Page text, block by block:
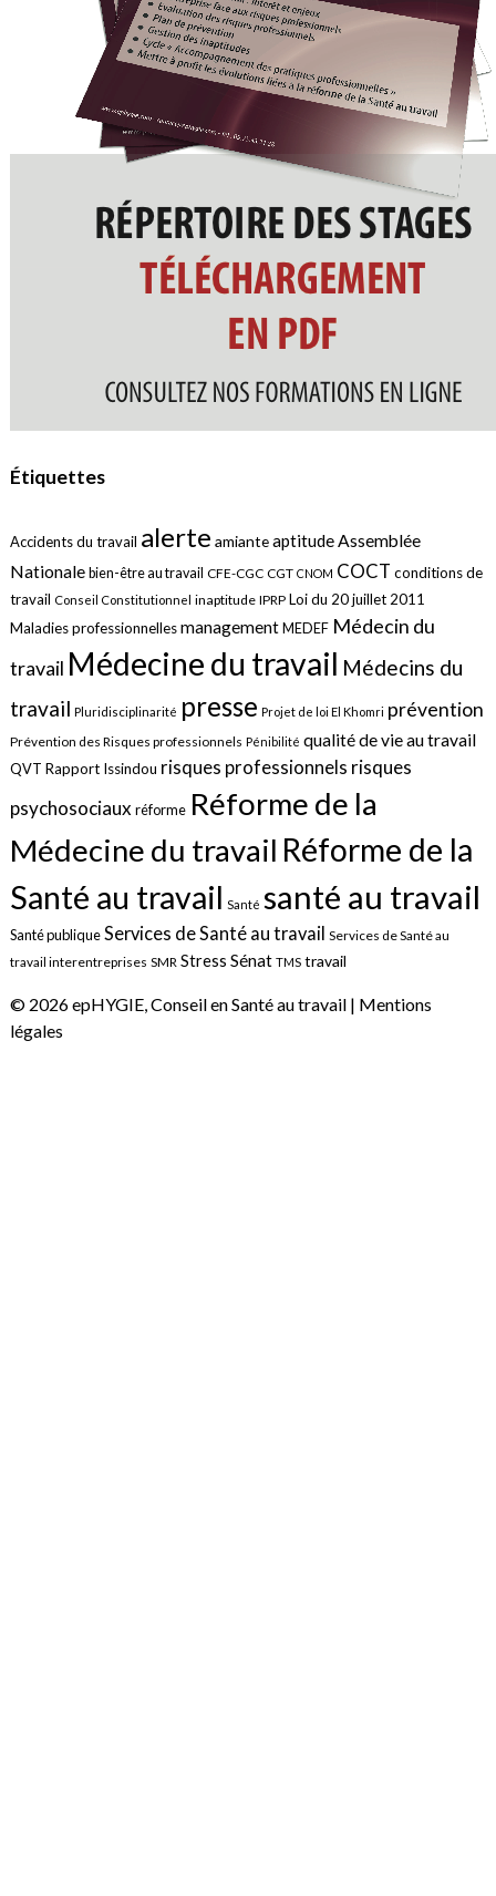
Étiquettes
Accidents du travail alerte amianteaptitudeAssemblée
Nationale bien-être au travail CFE-CGC CGT CNOM COCT conditions de
travail Conseil Constitutionnel inaptitude IPRP Loi du 20 juillet 2011
Maladies professionnellesmanagement MEDEF Médecin du
travail Médecine du travail Médecins du
travail Pluridisciplinarité presse Projet de loi El Khomri prévention
Prévention des Risques professionnels Pénibilité qualité de vie au travail
QVT Rapport Issindou risques professionnels risques
psychosociauxréforme Réforme de la
Médecine du travail Réforme de la
Santé au travail Santé santé au travail
Santé publiqueServices de Santé au travail Services de Santé au
travail interentreprises SMR Stress Sénat TMS travail
© 2026 epHYGIE, Conseil en Santé au travail | Mentions
légales